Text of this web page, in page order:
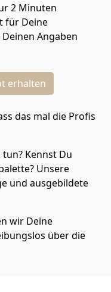
2 Minuten
für Deine
Angaben
erhalten
das mal die Profis
Kennst Du
Unsere
und ausgebildete
wir Deine
über die